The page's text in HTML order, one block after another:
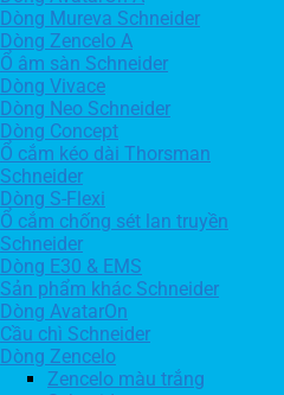
Dòng Mureva Schneider
Dòng Zencelo A
Ổ âm sàn Schneider
Dòng Vivace
Dòng Neo Schneider
Dòng Concept
Ổ cắm kéo dài Thorsman
Schneider
Dòng S-Flexi
Ổ cắm chống sét lan truyền
Schneider
Dòng E30 & EMS
Sản phẩm khác Schneider
Dòng AvatarOn
Cầu chì Schneider
Dòng Zencelo
Zencelo màu trắng